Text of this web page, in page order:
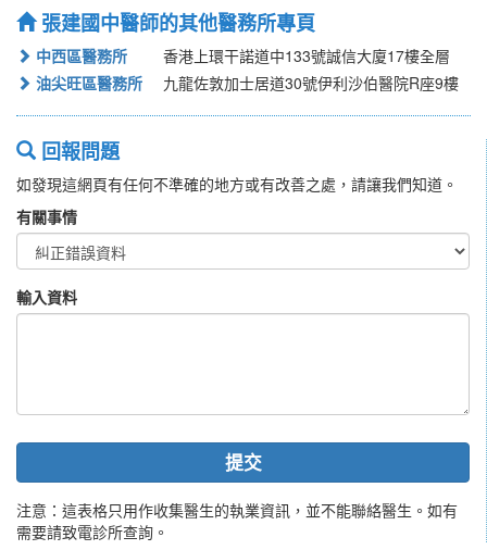
張建國中醫師的其他醫務所專頁
中西區醫務所
香港上環干諾道中133號誠信大廈17樓全層
油尖旺區醫務所
九龍佐敦加士居道30號伊利沙伯醫院R座9樓
回報問題
如發現這網頁有任何不準確的地方或有改善之處，請讓我們知道。
有關事情
輸入資料
提交
注意：這表格只用作收集醫生的執業資訊，並不能聯絡醫生。如有
需要請致電診所查詢。